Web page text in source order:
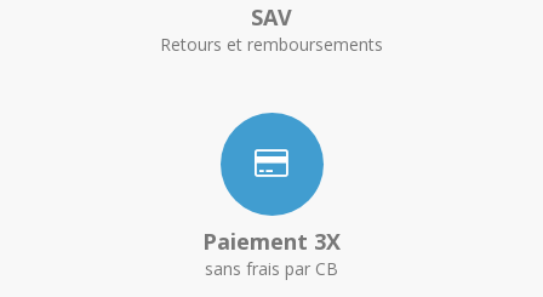
SAV
Retours et remboursements
Paiement 3X
sans frais par CB